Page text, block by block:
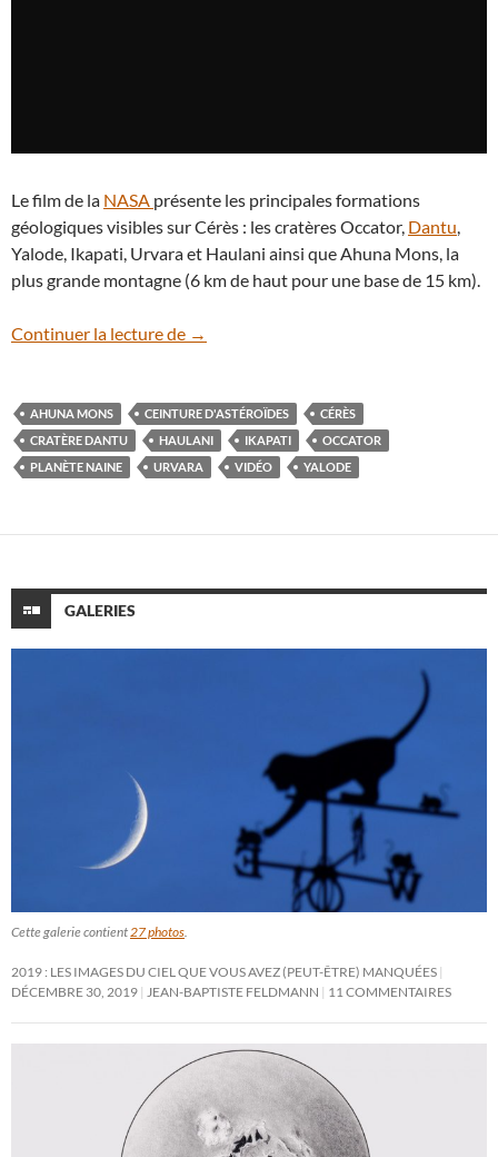
Le film de la NASA présente les principales formations
géologiques visibles sur Cérès : les cratères Occator, Dantu,
Yalode, Ikapati, Urvara et Haulani ainsi que Ahuna Mons, la
plus grande montagne (6 km de haut pour une base de 15 km).
Continuer la lecture de En vidéo : le survol en couleurs de la
→
AHUNA MONS CEINTURE D'ASTÉROÏDES
CÉRÈS
CRATÈRE DANTU
HAULANI IKAPATI
OCCATOR
PLANÈTE NAINE
URVARA VIDÉO YALODE
GALERIES
Cette galerie contient27 photos.
2019 : LES IMAGES DU CIEL QUE VOUS AVEZ (PEUT-ÊTRE) MANQUÉES
DÉCEMBRE 30, 2019 JEAN-BAPTISTE FELDMANN 11 COMMENTAIRES